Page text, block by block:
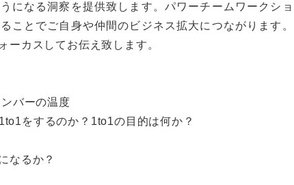
になる洞察を提供致します。パワーチームワークショ
ことでご自身や仲間のビジネス拡大につながります。
ーカスしてお伝え致します。
バーの温度
をするのか？1to1の目的は何か？
なるか？